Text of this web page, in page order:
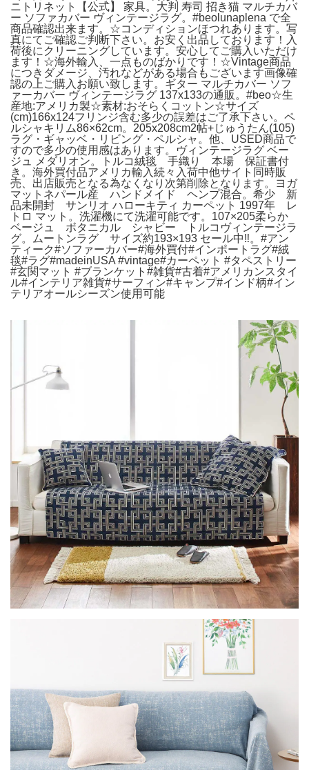
ニトリネット【公式】 家具。大判 寿司 招き猫 マルチカバ
ー ソファカバー ヴィンテージラグ。#beolunaplena で全
商品確認出来ます。☆コンディションほつれあります。写
真にてご確認ご判断下さい。お安く出品しております！入
荷後にクリーニングしています。安心してご購入いただけ
ます！☆海外輸入、一点ものばかりです！☆Vintage商品
につきダメージ、汚れなどがある場合もございます画像確
認の上ご購入お願い致します。ギター マルチカバー ソフ
ァーカバー ヴィンテージラグ 137x133の通販。#beo☆生
産地:アメリカ製☆素材:おそらくコットン☆サイズ
(cm)166x124フリンジ含む多少の誤差はご了承下さい。ペ
ルシャキリム86×62cm。205x208cm2帖+じゅうたん(105)
ラグ・ギャッベ・リビング・ペルシャ。他、USED商品で
すので多少の使用感はあります。ヴィンテージラグ ベー
ジュ メダリオン。トルコ絨毯 手織り 本場 保証書付
き。海外買付品アメリカ輸入続々入荷中他サイト同時販
売、出店販売となる為なくなり次第削除となります。ヨガ
マットネパール産 ハンドメイド ヘンプ混合。希少 新
品未開封 サンリオ ハローキティ カーペット 1997年 レ
トロ マット。洗濯機にて洗濯可能です。107×205柔らか
ベージュ ボタニカル シャビー トルコヴィンテージラ
グ。ムートンラグ サイズ約193×193 セール中‼️。#アン
ティーク#ソファーカバー#海外買付#インポートラグ#絨
毯#ラグ#madeinUSA #vintage#カーペット #タペストリー
#玄関マット #ブランケット#雑貨#古着#アメリカンスタイ
ル#インテリア雑貨#サーフィン#キャンプ#インド柄#イン
テリアオールシーズン使用可能